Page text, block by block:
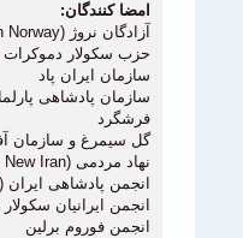
امضا کنندگان:
آزادگان نروژ (Council of Iranian in Norway )
حزب سکولار دموکرات ایران
سازمان ایران پاد
سازمان پادشاهی پارلمانی
گل سیمرغ و سازمان آفند ملی -
نهاد مردمی (The New Iran)
انجمن پادشاهی ایران (API)
انجمن ایرانیان سکولار دمکرات
انجمن فوروم برلین